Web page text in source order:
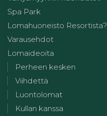
Spa Park
Lomahuoneisto Resortista?
Varausehdot
Lomaideoita
Perheen kesken
Viihdettä
Luontolomat
Kullan kanssa